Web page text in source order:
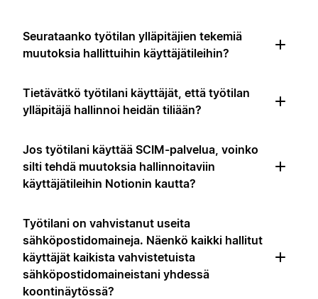
Seurataanko työtilan ylläpitäjien tekemiä
muutoksia hallittuihin käyttäjätileihin?
Tietävätkö työtilani käyttäjät, että työtilan
ylläpitäjä hallinnoi heidän tiliään?
Jos työtilani käyttää SCIM-palvelua, voinko
silti tehdä muutoksia hallinnoitaviin
käyttäjätileihin Notionin kautta?
Työtilani on vahvistanut useita
sähköpostidomaineja. Näenkö kaikki hallitut
käyttäjät kaikista vahvistetuista
sähköpostidomaineistani yhdessä
koontinäytössä?